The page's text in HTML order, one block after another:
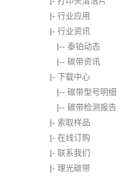
|- 行业应用
|- 行业资讯
|-- 泰铂动态
|-- 碳带资讯
|- 下载中心
|-- 碳带型号明细
|-- 碳带检测报告
|- 索取样品
|- 在线订购
|- 联系我们
|- 理光碳带